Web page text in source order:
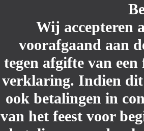
Wij accepteren
voorafgaand aan
tegen afgifte van
verklaring. Indien
ook betalingen in
van het feest voor